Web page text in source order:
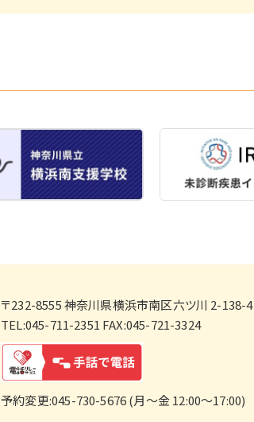
〒232-8555神奈川県横浜市南区六ツ川 2-138-4
TEL:045-711-2351 FAX:045-721-3324
予約変更:045-730-5676 (月～金 12:00～17:00)